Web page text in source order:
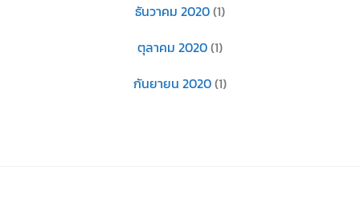
ธันวาคม 2020(1)
ตุลาคม 2020(1)
กันยายน 2020(1)